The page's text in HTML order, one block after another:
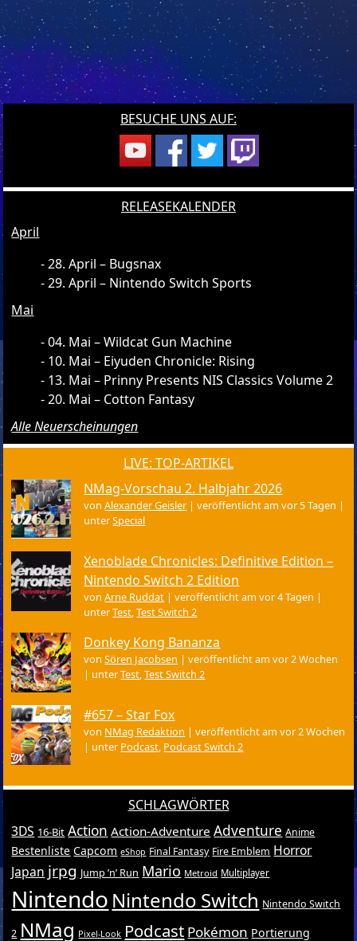
BESUCHE UNS AUF:
RELEASEKALENDER
April
28. April – Bugsnax
29. April – Nintendo Switch Sports
Mai
04. Mai – Wildcat Gun Machine
10. Mai – Eiyuden Chronicle: Rising
13. Mai – Prinny Presents NIS Classics Volume 2
20. Mai – Cotton Fantasy
Alle Neuerscheinungen
LIVE: TOP-ARTIKEL
NMag-Vorschau 2. Halbjahr 2026
vonAlexander Geisler |veröffentlicht am vor 5 Tagen |
unterSpecial
Xenoblade Chronicles: Definitive Edition –
Nintendo Switch 2 Edition
vonArne Ruddat |veröffentlicht am vor 4 Tagen |
unterTest ,Test Switch 2
Donkey Kong Bananza
vonSören Jacobsen |veröffentlicht am vor 2 Wochen
| unterTest ,Test Switch 2
#657 – Star Fox
von NMag Redaktion |veröffentlicht am vor 2 Wochen
| unter Podcast Podcast Switch 2
SCHLAGWÖRTER
3DS 16-Bit Action Action-Adventure Adventure Anime
Bestenliste Capcom eShop Final Fantasy Fire Emblem Horror
Japan jrpg Jump ’n’ Run Mario Metroid Multiplayer
Nintendo Nintendo Switch Nintendo Switch
2 NMag Pixel-Look Podcast Pokémon Portierung